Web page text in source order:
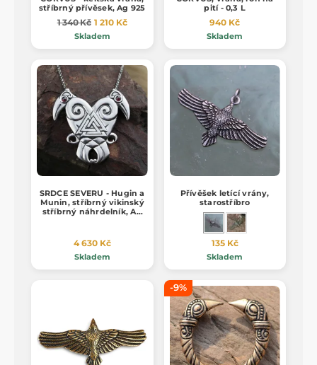
stříbrný přívěsek, Ag 925
1 340 Kč 1 210 Kč
Skladem
pití - 0,3 L
940 Kč
Skladem
SRDCE SEVERU - Hugin a
Munin, stříbrný vikinský
stříbrný náhrdelník, Ag
4 630 Kč
Skladem
Přívěšek letící vrány,
starostříbro
135 Kč
Skladem
-9%